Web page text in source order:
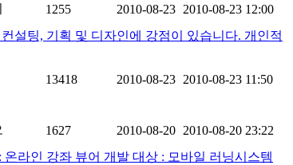
1255 2010-08-23 2010-08-23 12:00
설팅, 기획 및 디자인에 강점이 있습니다. 개인적
13418 2010-08-23 2010-08-23 11:50
1627 2010-08-20 2010-08-20 23:22
라인 강좌 뷰어 개발 대상 : 모바일 러닝시스템